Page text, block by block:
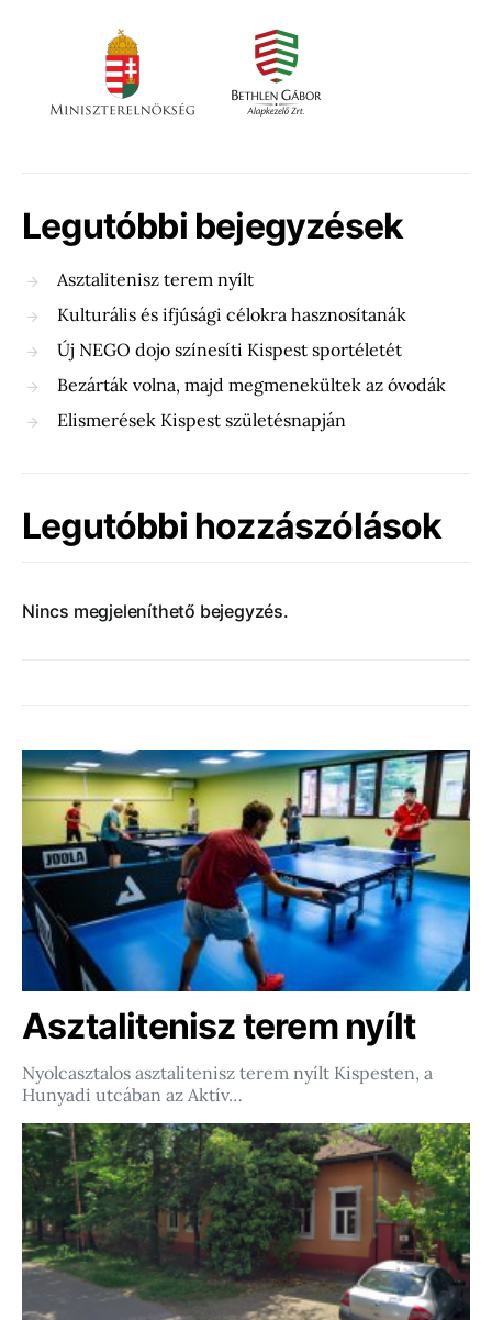
Legutóbbi bejegyzések
Asztalitenisz terem nyílt
Kulturális és ifjúsági célokra hasznosítanák
Új NEGO dojo színesíti Kispest sportéletét
Bezárták volna, majd megmenekültek az óvodák
Elismerések Kispest születésnapján
Legutóbbi hozzászólások
Nincs megjeleníthető bejegyzés.
Asztalitenisz terem nyílt
Nyolcasztalos asztalitenisz terem nyílt Kispesten, a
Hunyadi utcában az Aktív…